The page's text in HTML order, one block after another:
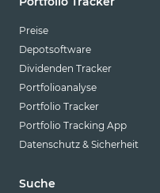
Preise
Depotsoftware
Dividenden Tracker
Portfolioanalyse
Portfolio Tracker
Portfolio Tracking App
Datenschutz & Sicherheit
Suche